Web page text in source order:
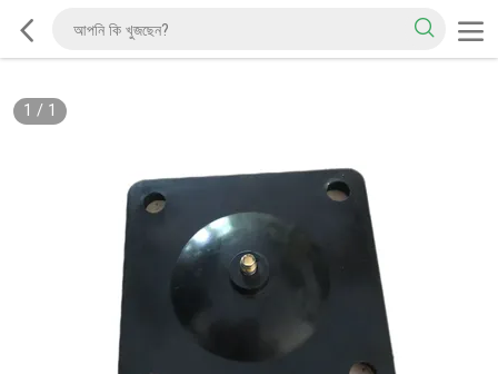
1 / 1